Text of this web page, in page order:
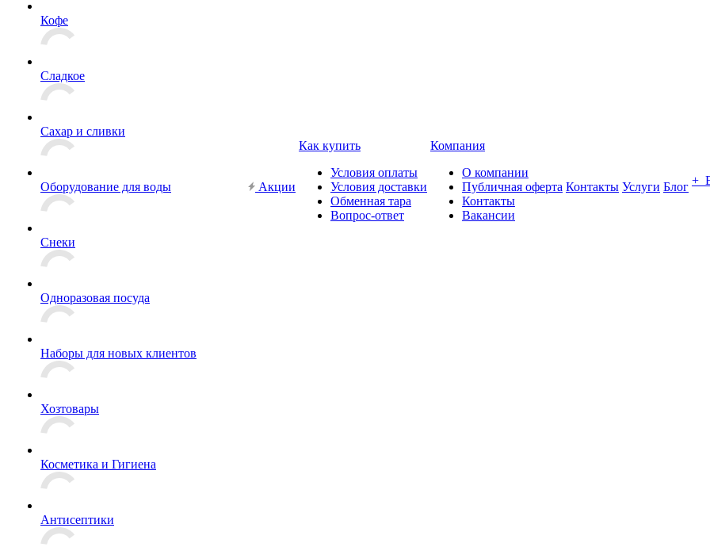
Кофе
Сладкое
Сахар и сливки
Оборудование для воды
Снеки
Одноразовая посуда
Наборы для новых клиентов
Хозтовары
Косметика и Гигиена
Антисептики
Акции
Как купить
Условия оплаты
Условия доставки
Обменная тара
Вопрос-ответ
Компания
О компании
Публичная оферта
Контакты
Вакансии
Контакты Услуги Блог +